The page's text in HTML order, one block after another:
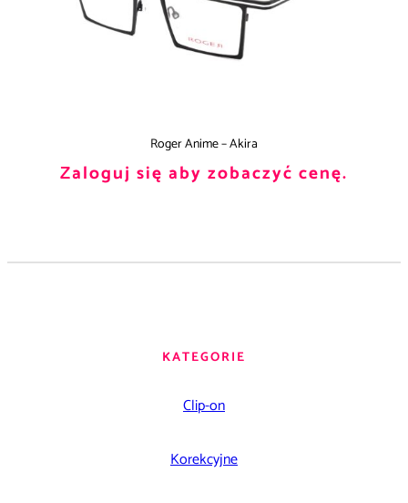
Roger Anime – Akira
Zaloguj się aby zobaczyć cenę.
KATEGORIE
Clip-on
Korekcyjne